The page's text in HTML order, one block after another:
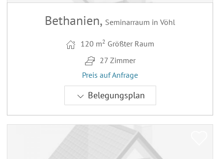
Bethanien, Seminarraum in Vöhl
120 m2 Größter Raum
27 Zimmer
Preis auf Anfrage
Belegungsplan